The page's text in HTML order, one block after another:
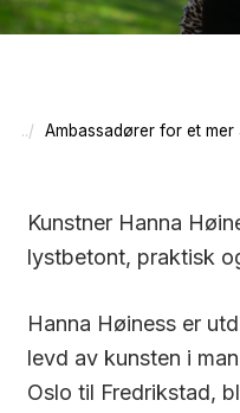
Ambassadører for et mer
Kunstner Hanna
lystbetont, praktisk
Hanna Høiness er
levd av kunsten i
Oslo til Fredrikstad,